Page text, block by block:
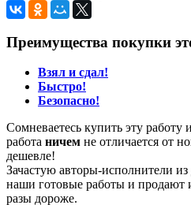
Преимущества покупки
Взял и сдал!
Быстро!
Безопасно!
Сомневаетесь купить эту работу
работа ничем не отличается от
дешевле!
Зачастую авторы-исполнители
наши готовые работы и продают
разы дороже.